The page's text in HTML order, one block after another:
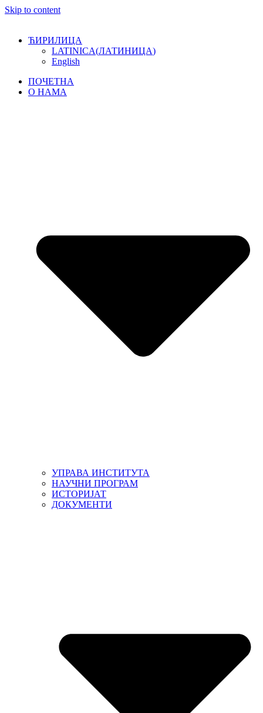
Skip to content
ЋИРИЛИЦА
LATINICA(ЛАТИНИЦА)
English
ПОЧЕТНА
О НАМА
УПРАВА ИНСТИТУТА
НАУЧНИ ПРОГРАМ
ИСТОРИЈАТ
ДОКУМЕНТИ